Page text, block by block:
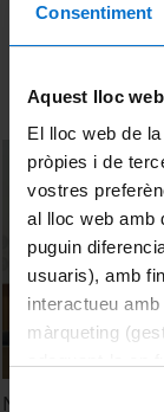
Consentiment
Aquest lloc
El lloc web de
pròpies i de
vostres
al lloc web amb
puguin
usuaris), amb
interactueu
màrqueting
Selecció
Sort
New data